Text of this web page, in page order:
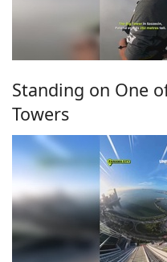
Standing on One
Towers